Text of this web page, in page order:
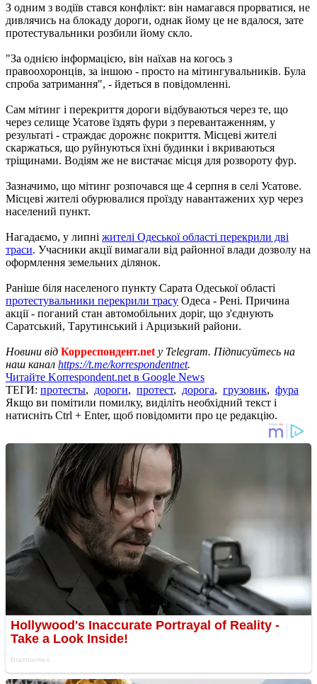
З одним з водіїв стався конфлікт: він намагався прорватися, не
дивлячись на блокаду дороги, однак йому це не вдалося, зате
протестувальники розбили йому скло.
"За однією інформацією, він наїхав на когось з
правоохоронців, за іншою - просто на мітингувальників. Була
спроба затримання", - йдеться в повідомленні.
Сам мітинг і перекриття дороги відбуваються через те, що
через селище Усатове їздять фури з перевантаженням, у
результаті - страждає дорожнє покриття. Місцеві жителі
скаржаться, що руйнуються їхні будинки і вкриваються
тріщинами. Водіям же не вистачає місця для розвороту фур.
Зазначимо, що мітинг розпочався ще 4 серпня в селі Усатове.
Місцеві жителі обурювалися проїзду навантажених хур через
населений пункт.
Нагадаємо, у липні жителі Одеської області перекрили дві
траси. Учасники акції вимагали від районної влади дозволу на
оформлення земельних ділянок.
Раніше біля населеного пункту Сарата Одеської області
протестувальники перекрили трасу Одеса - Рені. Причина
акції - поганий стан автомобільних доріг, що з'єднують
Саратський, Тарутинський і Арцизький райони.
Новини від Корреспондент.net у Telegram. Підписуйтесь на
наш канал https://t.me/korrespondentnet.
Читайте Korrespondent.net в Google News
ТЕГИ: протесты, дороги, протест, дорога, грузовик, фура
Якщо ви помітили помилку, виділіть необхідний текст і
натисніть Ctrl + Enter, щоб повідомити про це редакцію.